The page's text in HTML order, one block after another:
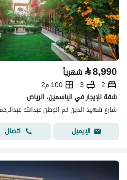
⃁8,990 شهرياً
2
3
100 م2
شقة للإيجار في الياسمين، الرياض
الإيميل
اتصال